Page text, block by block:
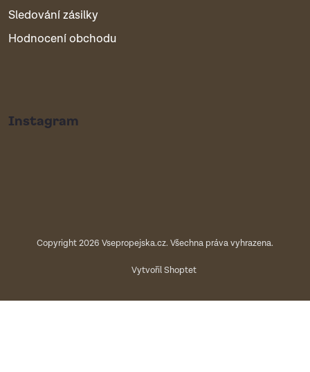
Sledování zásilky
Hodnocení obchodu
Instagram
Vytvořil Shoptet
Copyright 2026 Vsepropejska.cz. Všechna práva vyhrazena.